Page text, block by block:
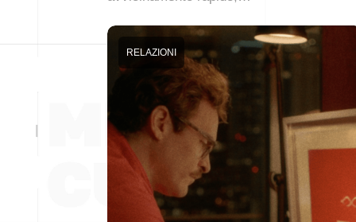
RELAZIONI